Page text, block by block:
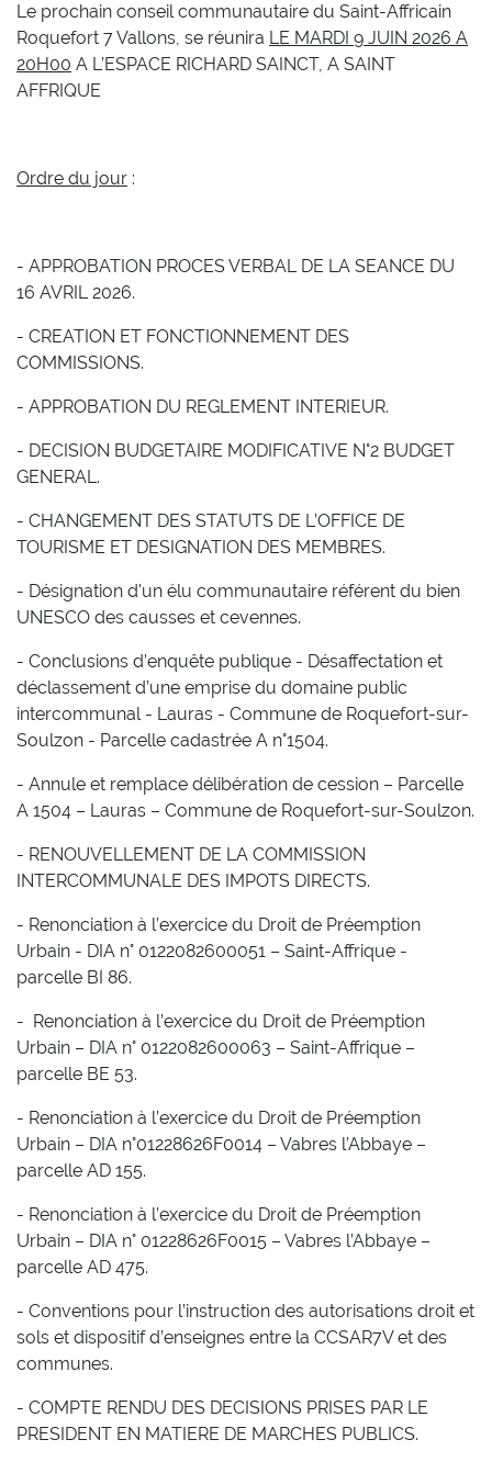
Le prochain conseil communautaire du Saint-Affricain
Roquefort 7 Vallons, se réunira LE MARDI 9 JUIN 2026 A
20H00 A L’ESPACE RICHARD SAINCT, A SAINT
AFFRIQUE
Ordre du jour :
- APPROBATION PROCES VERBAL DE LA SEANCE DU
16 AVRIL 2026.
- CREATION ET FONCTIONNEMENT DES
COMMISSIONS.
- APPROBATION DU REGLEMENT INTERIEUR.
- DECISION BUDGETAIRE MODIFICATIVE N°2 BUDGET
GENERAL.
- CHANGEMENT DES STATUTS DE L’OFFICE DE
TOURISME ET DESIGNATION DES MEMBRES.
- Désignation d'un élu communautaire référent du bien
UNESCO des causses et cevennes.
- Conclusions d’enquête publique - Désaffectation et
déclassement d’une emprise du domaine public
intercommunal - Lauras - Commune de Roquefort-sur-
Soulzon - Parcelle cadastrée A n°1504.
- Annule et remplace délibération de cession – Parcelle
A 1504 – Lauras – Commune de Roquefort-sur-Soulzon.
- RENOUVELLEMENT DE LA COMMISSION
INTERCOMMUNALE DES IMPOTS DIRECTS.
- Renonciation à l’exercice du Droit de Préemption
Urbain - DIA n° 0122082600051 – Saint-Affrique -
parcelle BI 86.
- Renonciation à l’exercice du Droit de Préemption
Urbain – DIA n° 0122082600063 – Saint-Affrique –
parcelle BE 53.
- Renonciation à l’exercice du Droit de Préemption
Urbain – DIA n°01228626F0014 – Vabres l’Abbaye –
parcelle AD 155.
- Renonciation à l’exercice du Droit de Préemption
Urbain – DIA n° 01228626F0015 – Vabres l’Abbaye –
parcelle AD 475.
- Conventions pour l’instruction des autorisations droit et
sols et dispositif d’enseignes entre la CCSAR7V et des
communes.
- COMPTE RENDU DES DECISIONS PRISES PAR LE
PRESIDENT EN MATIERE DE MARCHES PUBLICS.